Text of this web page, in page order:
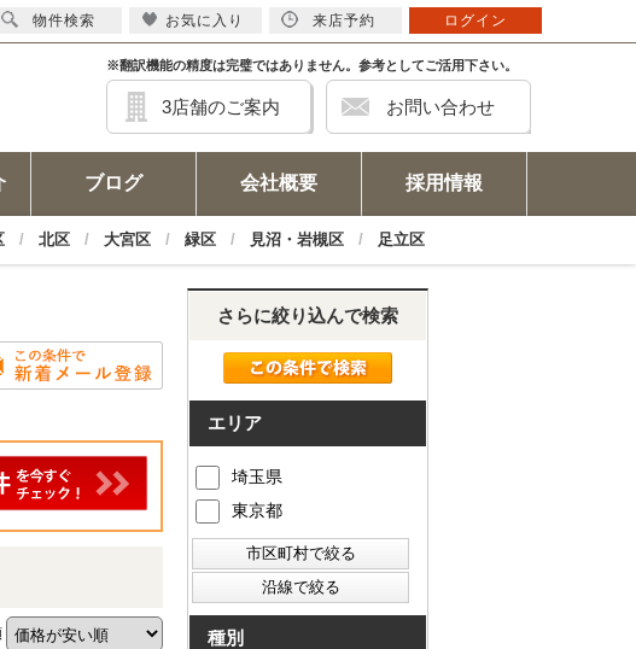
※翻訳機能の精度は完璧ではありません。参考としてご活用下さい。
3店舗のご案内 お問い合わせ
ブログ 会社概要 採用情報
北区 大宮区 緑区 見沼・岩槻区 足立区
さらに絞り込んで検索
エリア
埼玉県
東京都
種別
物件検索 お気に入り 来店予約 ログイン